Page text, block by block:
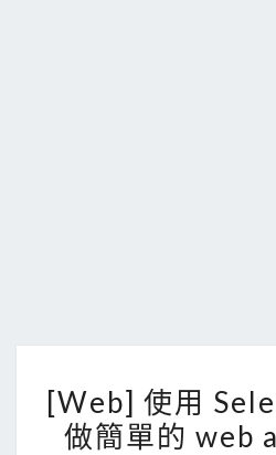
W
e
[Web] 使用
做簡單的 web